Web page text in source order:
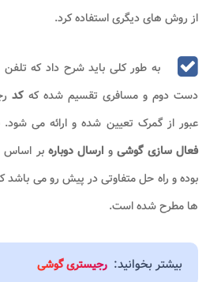
از روش های دیگری استفاده کرد.
به طور کلی باید شرح داد که
دست دوم و مسافری تقسیم شده کهکد
عبور از گمرک تعیین شده و ارائه می شود.
فعال سازی گوشیو ارسال دوبارهبر اساس
بوده و راه حل متفاوتی در پیش رو می
ها مطرح شده است.
بیشتر بخوانید: رجیستری گوشی